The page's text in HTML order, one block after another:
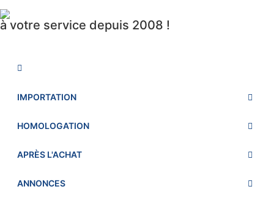
à votre service depuis 2008 !
IMPORTATION
HOMOLOGATION
APRÈS L'ACHAT
ANNONCES